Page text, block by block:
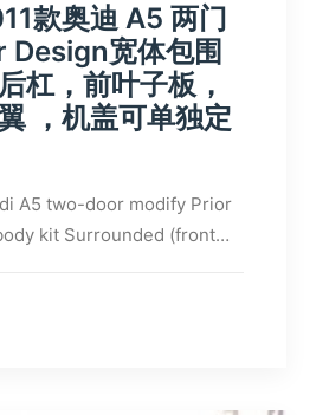
款奥迪 A5 两门
Design宽体包围
杠，前叶子板，
，机盖可单独定
A5 two-door modify Prior
kit Surrounded (front…